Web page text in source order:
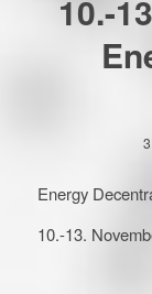
10.-
Energy
10.-13.